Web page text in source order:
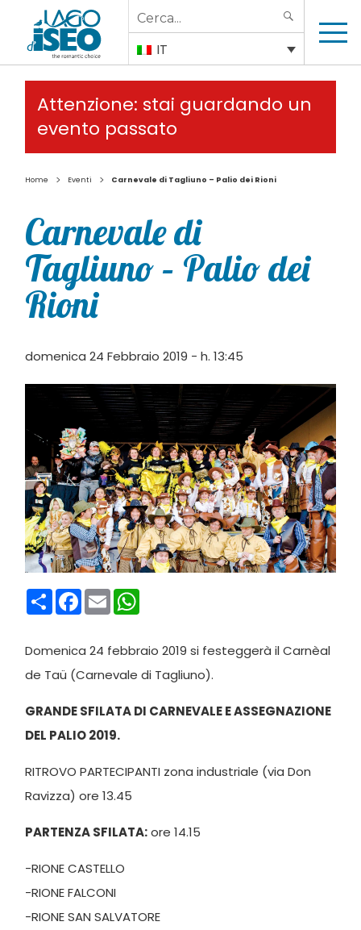
Search
for:
IT
Attenzione: stai guardando un
evento passato
Home > Eventi > Carnevale di Tagliuno – Palio dei Rioni
Carnevale di
Tagliuno – Palio dei
Rioni
domenica 24 Febbraio 2019 - h. 13:45
CondividiFacebook
Email
Domenica 24 febbraio 2019 si festeggerà il Carnèal
de Taü (Carnevale di Tagliuno).
GRANDE SFILATA DI CARNEVALE E ASSEGNAZIONE
DEL PALIO 2019.
RITROVO PARTECIPANTI zona industriale (via Don
Ravizza) ore 13.45
PARTENZA SFILATA:ore 14.15
-RIONE CASTELLO
-RIONE FALCONI
-RIONE SAN SALVATORE